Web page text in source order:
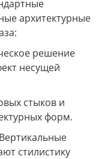
архитектурные
решение
несущей
стыков и
форм.
Вертикальные
стилистику